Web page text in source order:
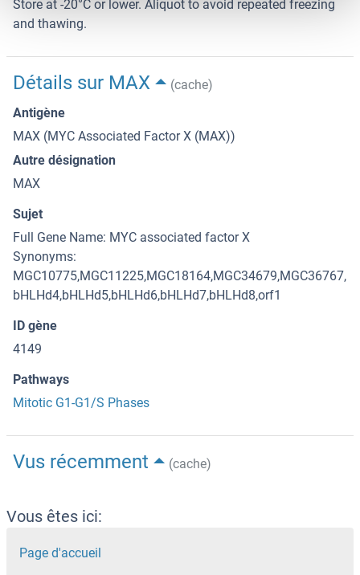
Store at -20°C or lower. Aliquot to avoid repeated freezing
and thawing.
Détails sur MAX
(cache)
Antigène
MAX (MYC Associated Factor X (MAX))
Autre désignation
MAX
Sujet
Full Gene Name: MYC associated factor X
Synonyms:
MGC10775,MGC11225,MGC18164,MGC34679,MGC36767,
bHLHd4,bHLHd5,bHLHd6,bHLHd7,bHLHd8,orf1
ID gène
4149
Pathways
Mitotic G1-G1/S Phases
Vus récemment (cache)
Vous êtes ici:
Page d'accueil